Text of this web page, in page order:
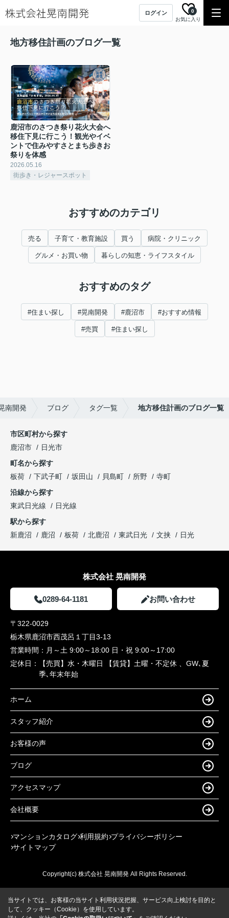
ログイン
お気に入り
0
地方移住計画のブログ一覧
鹿沼市のさつき祭り花火大会へ
移住下見に行こう！観光やイベ
ントで住みやすさとまち歩きお
祭りを体感
2026.05.16
街歩き・レジャースポット
おすすめのカテゴリ
売る 子育て・教育施設 買う 病院・クリニック
グルメ・お買い物 暮らしの知恵・ライフスタイル
おすすめのタグ
#住まい探し #晃南開発 #鹿沼市 #おすすめ情報
#売買 #住まい探し
南開発 ブログ タグ一覧 地方移住計画のブログ一覧
市区町村から探す
鹿沼市
日光市
町名から探す
板荷
下武子町 坂田山 貝島町 所野
寺町
沿線から探す
東武日光線
日光線
駅から探す
新鹿沼
鹿沼 板荷 北鹿沼 東武日光 文挟 日光
株式会社 晃南開発
0289-64-1181 お問い合わせ
〒322-0029
栃木県鹿沼市西茂呂１丁目3-13
営業時間： 月～土 9:00～18:00 日・祝 9:00～17:00
定休日：
【売買】水・木曜日 【賃貸】土曜・不定休 、GW､夏
季､年末年始
ホーム
スタッフ紹介
お客様の声
ブログ
アクセスマップ
会社概要
マンションカタログ 利用規約 プライバシーポリシー
サイトマップ
Copyright(c) 株式会社 晃南開発 All Rights Reserved.
当サイトでは、お客様の当サイト利用状況把握、サービス向上検討を目的と
して、クッキー（Cookie）を使用しています。